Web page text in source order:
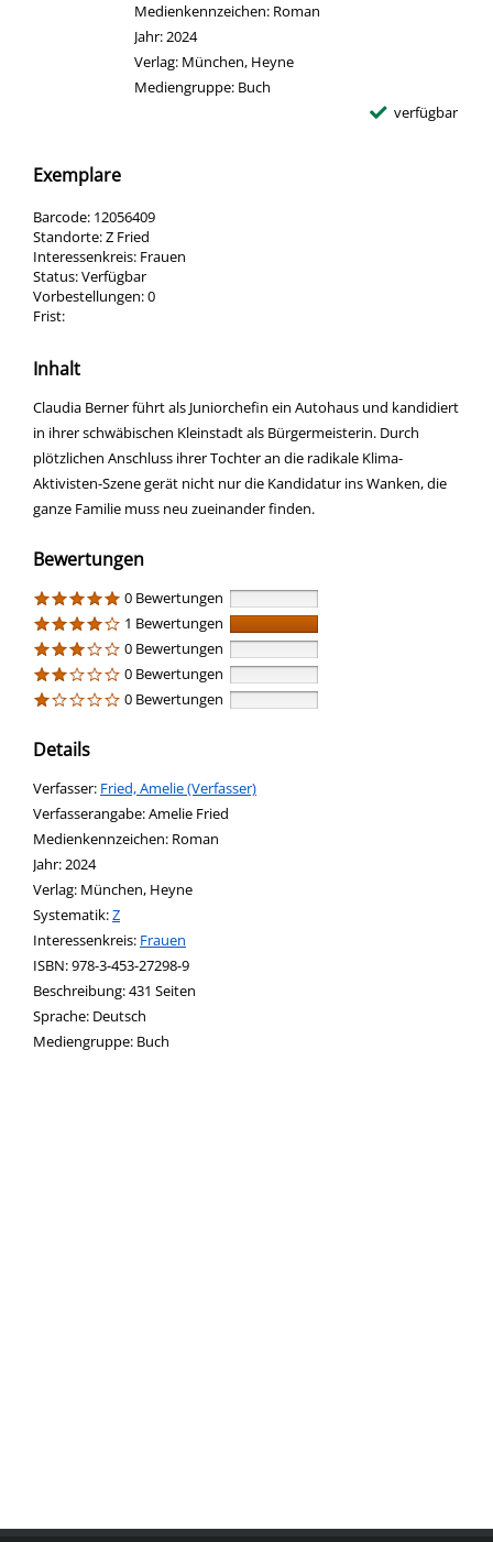
Medienkennzeichen: Roman
Jahr:2024
Verlag: München, Heyne
Mediengruppe: Buch
verfügbar
Exemplare
Barcode: 12056409
Standorte:Z Fried
Interessenkreis: Frauen
Status:Verfügbar
Vorbestellungen:0
Frist:
Inhalt
Claudia Berner führt als Juniorchefin ein Autohaus und kandidiert
in ihrer schwäbischen Kleinstadt als Bürgermeisterin. Durch
plötzlichen Anschluss ihrer Tochter an die radikale Klima-
Aktivisten-Szene gerät nicht nur die Kandidatur ins Wanken, die
ganze Familie muss neu zueinander finden.
Bewertungen
0 Bewertungen
1 Bewertungen
0 Bewertungen
0 Bewertungen
0 Bewertungen
Details
Verfasser: Suche nach diesem Verfasser
Fried, Amelie (Verfasser)
Verfasserangabe:Amelie Fried
Medienkennzeichen: Roman
Jahr:2024
Verlag: München, Heyne
opens in new tab
Diesen Link in neuem Tab öffnen
Systematik:Suche nach dieser Systematik
Z
Interessenkreis: Suche nach diesem Interessenskreis
Frauen
ISBN:978-3-453-27298-9
Beschreibung:431 Seiten
Suche nach dieser Beteiligten Person
Sprache: Deutsch
Mediengruppe: Buch